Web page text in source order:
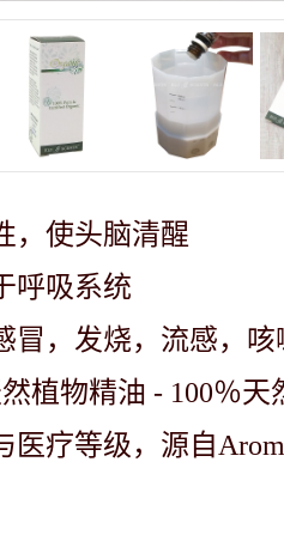
，使头脑清醒
呼吸系统
冒，发烧，流感，
植物精油 - 100％
医疗等级，源自